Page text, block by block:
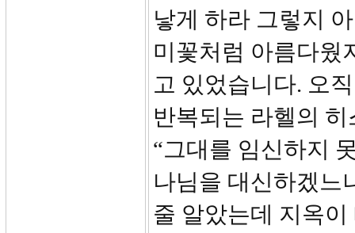
낳게 하라 그렇지
미꽃처럼 아름다웠
고 있었습니다. 오
반복되는 라헬의
“그대를 임신하지
나님을 대신하겠느
줄 알았는데 지옥